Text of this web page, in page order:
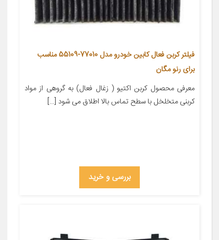
فیلتر کربن فعال کابین خودرو مدل 77010-55109 مناسب
برای رنو مگان
معرفی محصول کربن اکتیو ( زغال فعال) به گروهی از مواد
کربنی متخلخل با سطح تماس بالا اطلاق می شود […]
بررسی و خرید